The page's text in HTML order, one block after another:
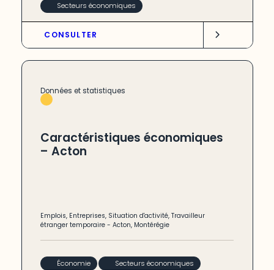
Secteurs économiques
CONSULTER
Données et statistiques
Caractéristiques économiques
– Acton
Emplois, Entreprises, Situation d'activité,Travailleur
étranger temporaire -Acton, Montérégie
Économie Secteurs économiques